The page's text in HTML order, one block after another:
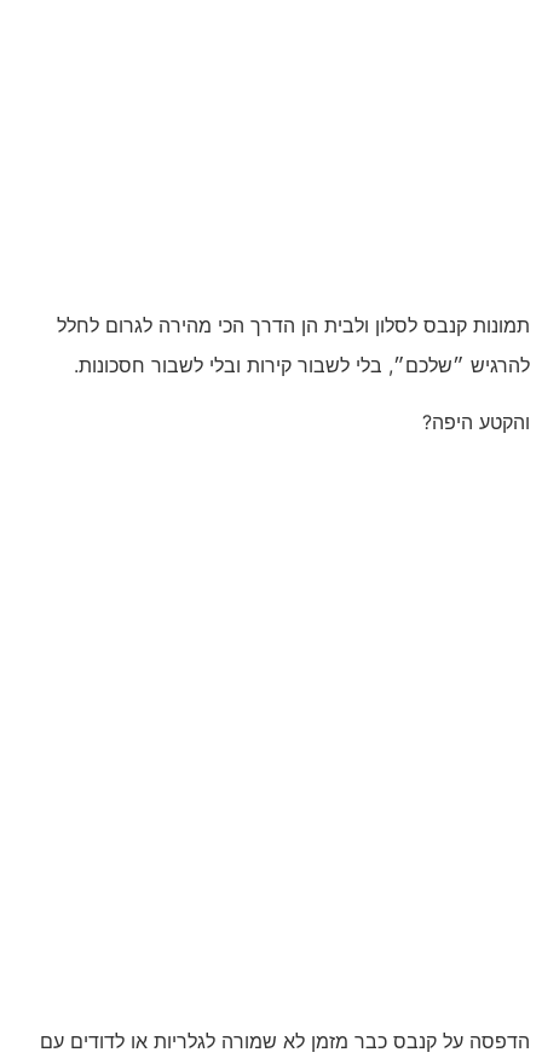
תמונות קנבס לסלון ולבית הן הדרך הכי מהירה לגרום לחלל
להרגיש ״שלכם״, בלי לשבור קירות ובלי לשבור חסכונות.
והקטע היפה?
הדפסה על קנבס כבר מזמן לא שמורה לגלריות או לדודים עם